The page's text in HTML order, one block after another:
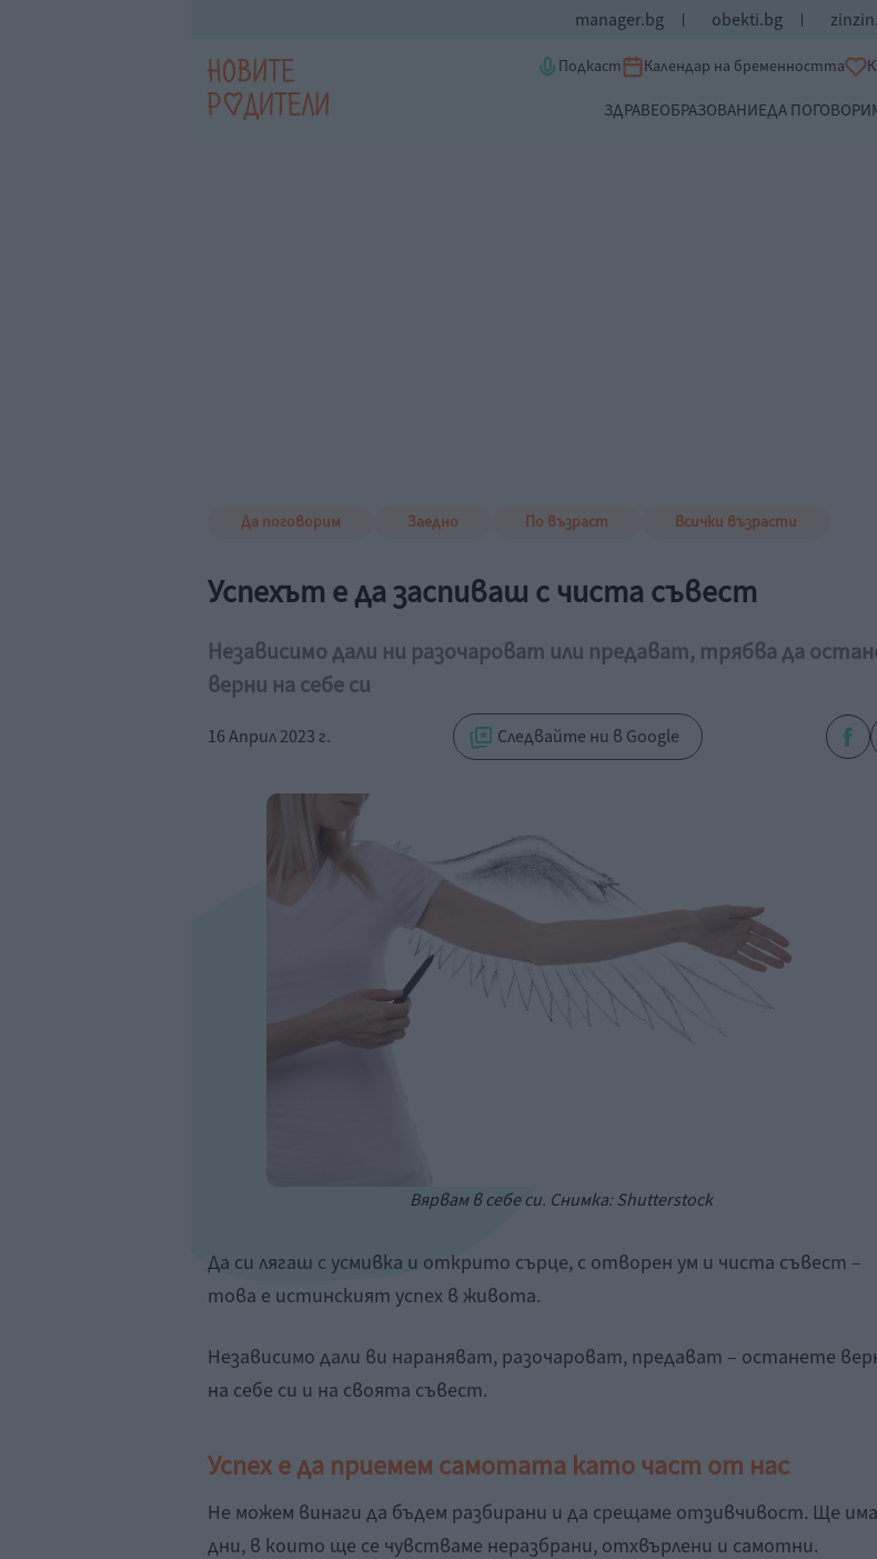
manager.bg obekti.bg
Подкаст Календар на бременността
ЗДРАВЕОБРАЗОВАНИЕДА
Да поговорим Заедно По възраст Всички възрасти
Успехът е да заспиваш с чиста съвест
Независимо дали ни разочароват или предават, трябва да
верни на себе си
16 Април 2023 г. Следвайте ни в Google
Вярвам в себе си. Снимка: Shutterstock
Да си лягаш с усмивка и открито сърце, с отворен ум и чиста съвест –
това е истинският успех в живота.
Независимо дали ви нараняват, разочароват, предават – останете
на себе си и на своята съвест.
Успех еда приемем самотата като част от нас
Не можем винаги да бъдем разбирани и да срещаме отзивчивост. Ще има
дни, в които ще се чувстваме неразбрани, отхвърлени и самотни.